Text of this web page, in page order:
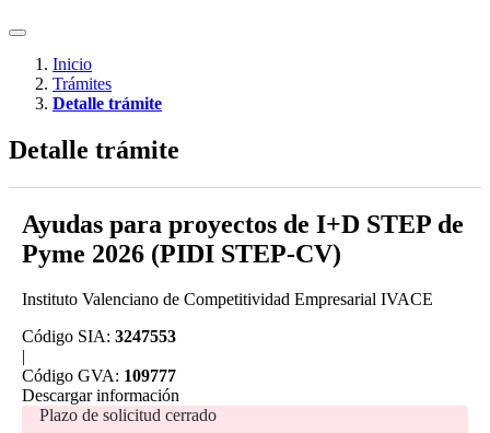
Inicio
Trámites
Detalle trámite
Detalle trámite
Ayudas para proyectos de I+D STEP de
Pyme 2026 (PIDI STEP-CV)
Instituto Valenciano de Competitividad Empresarial IVACE
Código SIA: 3247553
|
Código GVA: 109777
Descargar información
Plazo de solicitud cerrado